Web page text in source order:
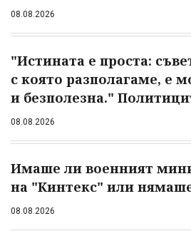
08.08.2026
"Истината е проста:
с която разполагаме, е
и безполезна."
08.08.2026
Имаше ли военният
на "Кинтекс" или
08.08.2026